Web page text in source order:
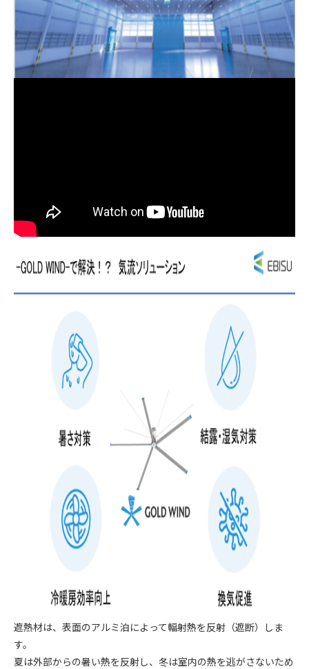
遮熱材は、表面のアルミ泊によって輻射熱を反射（遮断）しま
す。
夏は外部からの暑い熱を反射し、冬は室内の熱を逃がさないため